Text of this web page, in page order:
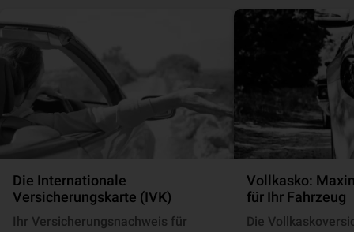
Die Internationale
Versicherungskarte (IVK)
Ihr Versicherungsnachweis für
Vollkasko:
für Ihr Fahrzeug
Die